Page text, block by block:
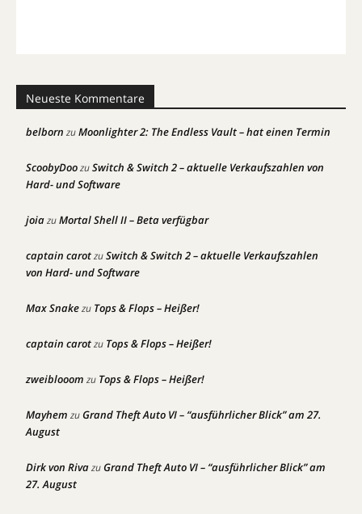
Neueste Kommentare
belborn zuMoonlighter 2: The Endless Vault – hat einen Termin
ScoobyDoozuSwitch & Switch 2 – aktuelle Verkaufszahlen von
Hard- und Software
joiazuMortal Shell II – Beta verfügbar
captain carotzuSwitch & Switch 2 – aktuelle Verkaufszahlen
von Hard- und Software
Max Snakezu Tops & Flops – Heißer!
captain carotzu Tops & Flops – Heißer!
zweiblooom zu Tops & Flops – Heißer!
Mayhem zuGrand Theft Auto VI – “ausführlicher Blick” am 27.
August
Dirk von RivazuGrand Theft Auto VI – “ausführlicher Blick” am
27. August